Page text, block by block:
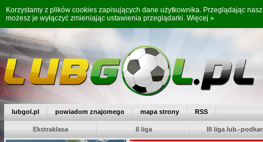
Korzystamy z plików cookies zapisujących dane użytkownika. Przeglądając
możesz je wyłączyć zmieniając ustawienia przeglądarki. Więcej »
lubgol.pl powiadom znajomego mapa strony RSS
Ekstraklasa II liga III liga lub.-